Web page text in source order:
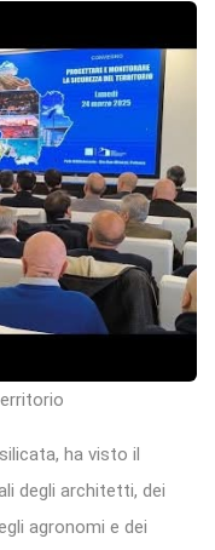
ha visto il
degli architetti, dei
agronomi e dei